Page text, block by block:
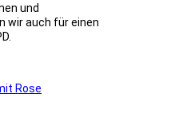
und
wir auch für einen